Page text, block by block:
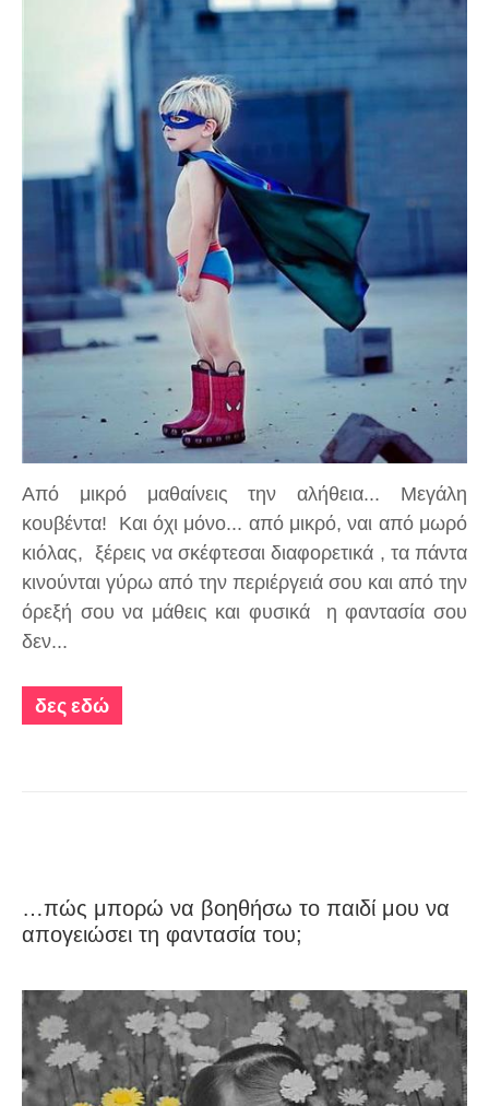
Από μικρό μαθαίνεις την αλήθεια... Μεγάλη
κουβέντα! Και όχι μόνο... από μικρό, ναι από μωρό
κιόλας, ξέρεις να σκέφτεσαι διαφορετικά , τα πάντα
κινούνται γύρω από την περιέργειά σου και από την
όρεξή σου να μάθεις και φυσικά η φαντασία σου
δεν...
δες εδώ
…πώς μπορώ να βοηθήσω το παιδί μου να
απογειώσει τη φαντασία του;